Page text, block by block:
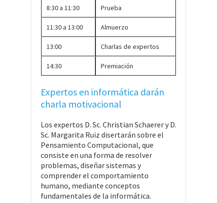
8:30 a 11:30 Prueba
11:30 a 13:00 Almuerzo
13:00 Charlas de expertos
14:30 Premiación
Expertos en informática darán
charla motivacional
Los expertos D. Sc. Christian Schaerer y D.
Sc. Margarita Ruiz disertarán sobre el
Pensamiento Computacional, que
consiste en una forma de resolver
problemas, diseñar sistemas y
comprender el comportamiento
humano, mediante conceptos
fundamentales de la informática.